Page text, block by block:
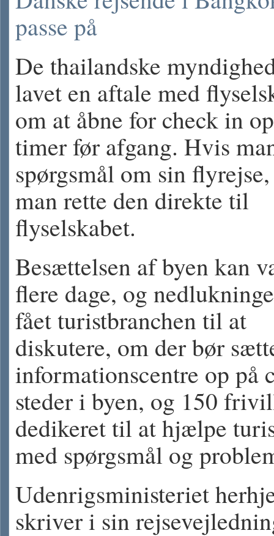
passe på
De thailandske
lavet en aftale med
om at åbne for check in
timer før afgang. Hvis
spørgsmål om sin
man rette den direkte til
flyselskabet.
Besættelsen af byen kan
flere dage, og
fået turistbranchen til at
diskutere, om der bør
informationscentre op på
steder i byen, og 150
dedikeret til at hjælpe
med spørgsmål og
Udenrigsministeriet
skriver i sin